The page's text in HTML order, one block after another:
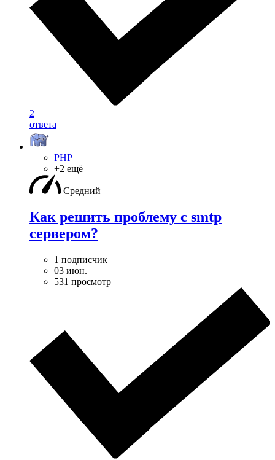
2
ответа
PHP
+2 ещё
Средний
Как решить проблему с smtp
сервером?
1 подписчик
03 июн.
531 просмотр